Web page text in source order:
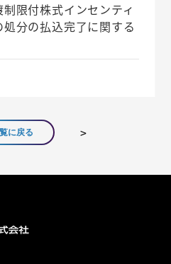
限付株式インセンティ
分の払込完了に関する
に戻る